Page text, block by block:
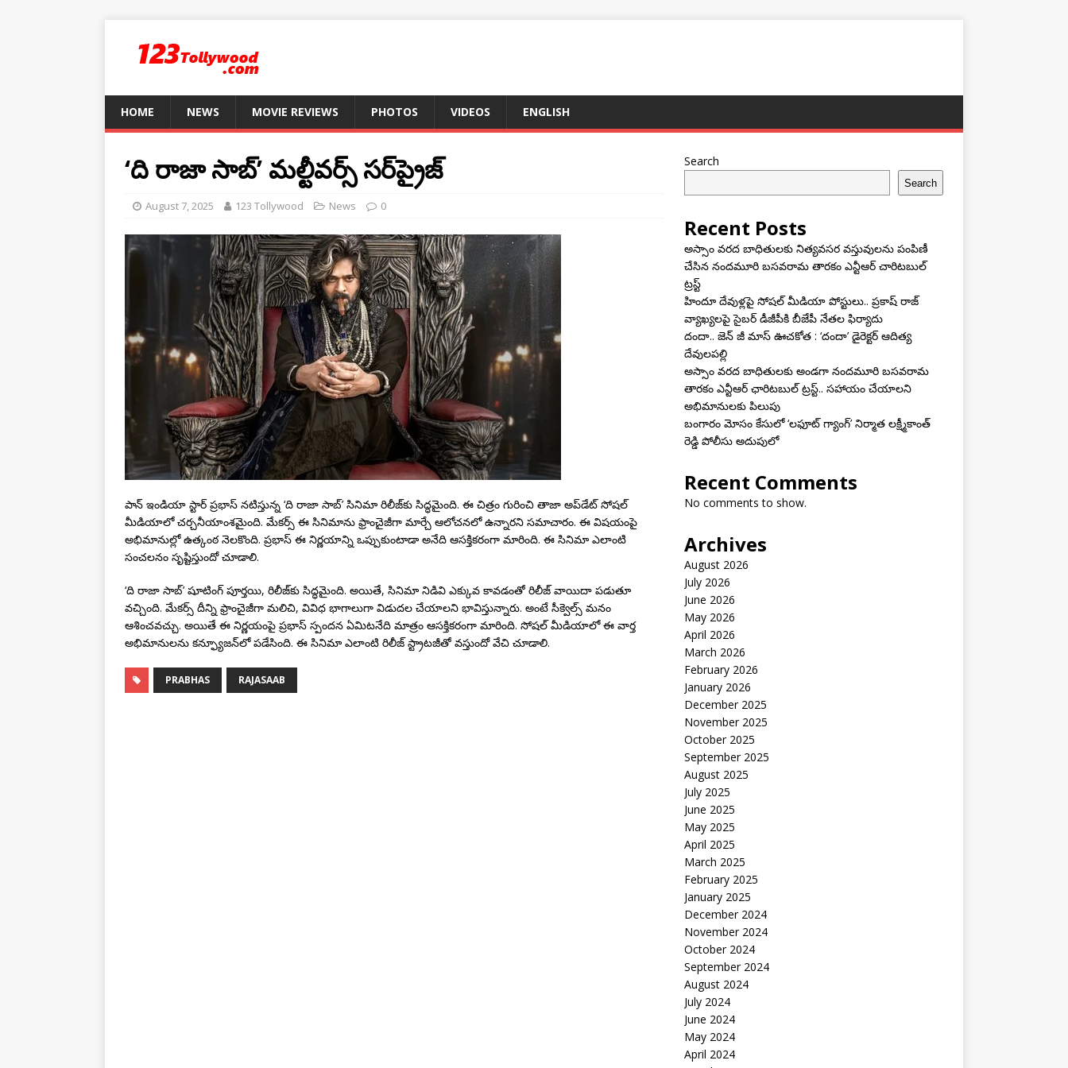
HOME NEWS MOVIE REVIEWS PHOTOS VIDEOS ENGLISH
‘ది రాజా సాబ్’ మల్టీవర్స్ సర్‌ప్రైజ్
August 7, 2025 123 Tollywood News 0
పాన్ ఇండియా స్టార్ ప్రభాస్ నటిస్తున్న ‘ది రాజా సాబ్’ సినిమా రిలీజ్‌కు సిద్ధమైంది. ఈ చిత్రం గురించి తాజా అప్‌డేట్ సోషల్
మీడియాలో చర్చనీయాంశమైంది. మేకర్స్ ఈ సినిమాను ఫ్రాంచైజీగా మార్చే ఆలోచనలో ఉన్నారని సమాచారం. ఈ విషయంపై
అభిమానుల్లో ఉత్కంఠ నెలకొంది. ప్రభాస్ ఈ నిర్ణయాన్ని ఒప్పుకుంటాడా అనేది ఆసక్తికరంగా మారింది. ఈ సినిమా ఎలాంటి
సంచలనం సృష్టిస్తుందో చూడాలి.
‘ది రాజా సాబ్’ షూటింగ్ పూర్తయి, రిలీజ్‌కు సిద్ధమైంది. అయితే, సినిమా నిడివి ఎక్కువ కావడంతో రిలీజ్ వాయిదా పడుతూ
వచ్చింది. మేకర్స్ దీన్ని ఫ్రాంచైజీగా మలిచి, వివిధ భాగాలుగా విడుదల చేయాలని భావిస్తున్నారు. అంటే సీక్వెల్స్ మనం
ఆశించవచ్చు. అయితే ఈ నిర్ణయంపై ప్రభాస్ స్పందన ఏమిటనేది మాత్రం ఆసక్తికరంగా మారింది. సోషల్ మీడియాలో ఈ వార్త
అభిమానులను కన్ఫ్యూజన్‌లో పడేసింది. ఈ సినిమా ఎలాంటి రిలీజ్ స్ట్రాటజీతో వస్తుందో వేచి చూడాలి.
PRABHAS RAJASAAB
Search
Search
Recent Posts
అస్సాం వరద బాధితులకు నిత్యవసర వస్తువులను పంపిణీ
చేసిన నందమూరి బసవరామ తారకం ఎన్టీఆర్ చారిటబుల్
ట్రస్ట్
హిందూ దేవుళ్లపై సోషల్ మీడియా పోస్టులు.. ప్రకాష్ రాజ్
వ్యాఖ్యలపై సైబర్ డీజీపీకి బీజేపీ నేతల ఫిర్యాదు
దందా.. జెన్ జీ మాస్ ఊచకోత : ‘దందా’ డైరెక్ట‌ర్ ఆదిత్య
దేవులపల్లి
అస్సాం వరద బాధితులకు అండగా నందమూరి బసవరామ
తారకం ఎన్టీఆర్ ఛారిటబుల్ ట్రస్ట్.. సహాయం చేయాలని
అభిమానులకు పిలుపు
బంగారం మోసం కేసులో ‘లఫూట్ గ్యాంగ్’ నిర్మాత లక్ష్మీకాంత్
రెడ్డి పోలీసు అదుపులో
Recent Comments
No comments to show.
Archives
August 2026
July 2026
June 2026
May 2026
April 2026
March 2026
February 2026
January 2026
December 2025
November 2025
October 2025
September 2025
August 2025
July 2025
June 2025
May 2025
April 2025
March 2025
February 2025
January 2025
December 2024
November 2024
October 2024
September 2024
August 2024
July 2024
June 2024
May 2024
April 2024